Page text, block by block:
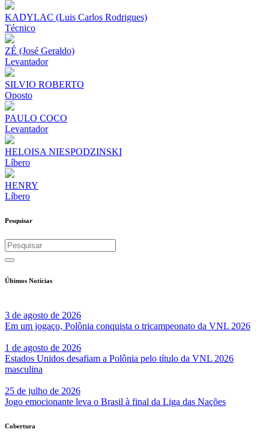
KADYLAC (Luis Carlos Rodrigues)
Técnico
ZÉ (José Geraldo)
Levantador
SILVIO ROBERTO
Oposto
PAULO COCO
Levantador
HELOISA NIESPODZINSKI
Líbero
HENRY
Líbero
Pesquisar
Últimos Notícias
3 de agosto de 2026
Em um jogaço, Polônia conquista o tricampeonato da VNL 2026
1 de agosto de 2026
Estados Unidos desafiam a Polônia pelo título da VNL 2026
masculina
25 de julho de 2026
Jogo emocionante leva o Brasil à final da Liga das Nações
Cobertura